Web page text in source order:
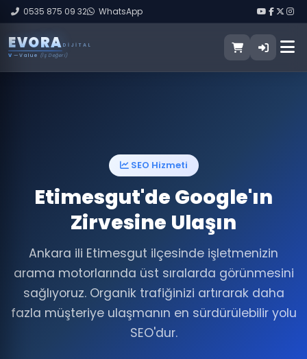
0535 875 09 32 WhatsApp
EVORA DIJITAL
V — Value (İş Değeri)
SEO Hizmeti
Etimesgut'de Google'ın
Zirvesine Ulaşın
Ankara ili Etimesgut ilçesinde işletmenizin
arama motorlarında üst sıralarda görünmesini
sağlıyoruz. Organik trafiğinizi artırarak daha
fazla müşteriye ulaşmanın en sürdürülebilir yolu
SEO'dur.